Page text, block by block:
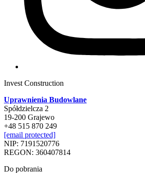
Invest Construction
Uprawnienia Budowlane
Spółdzielcza 2
19-200 Grajewo
+48 515 870 249
[email protected]
NIP: 7191520776
REGON: 360407814
Do pobrania